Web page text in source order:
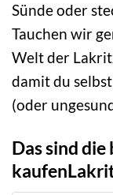
Sünde oder
Tauchen wir
Welt der
damit du
(oder
Das sind